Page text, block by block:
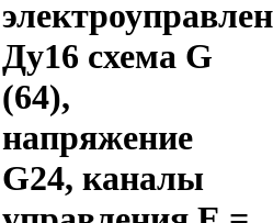
Ду16 схема G
(64),
напряжение
G24, каналы